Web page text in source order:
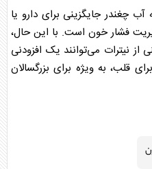
آبچغندرجایگزینی برای دارو یا
فشار خون است. با این حال،
نیترات می‌توانند یک افزودنی
قلب، به ویژه برای بزرگسالان